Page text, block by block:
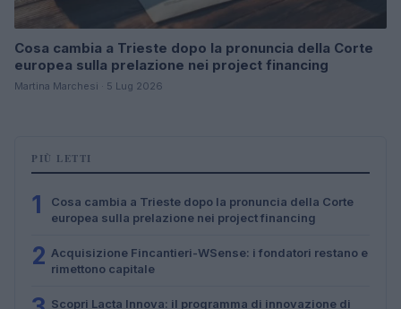
Cosa cambia a Trieste dopo la pronuncia della Corte
europea sulla prelazione nei project financing
Martina Marchesi · 5 Lug 2026
PIÙ LETTI
1
Cosa cambia a Trieste dopo la pronuncia della Corte
europea sulla prelazione nei project financing
2 Acquisizione Fincantieri-WSense: i fondatori restano e
rimettono capitale
Scopri Lacta Innova: il programma di innovazione di